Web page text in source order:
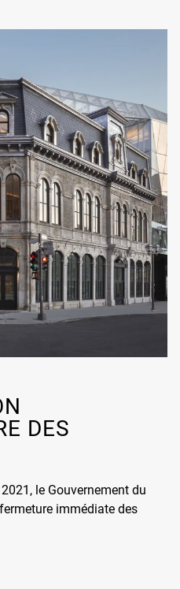
DES
le Gouvernement du
immédiate des